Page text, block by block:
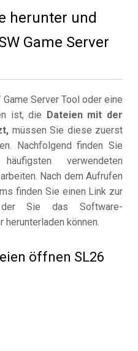
herunter und
Game Server
Server Tool oder eine
ist, die Dateien mit der
müssen Sie diese zuerst
Nachfolgend finden Sie
verwendeten
Nach dem Aufrufen
finden Sie einen Link zur
der Sie das Software-
können.
öffnen SL26